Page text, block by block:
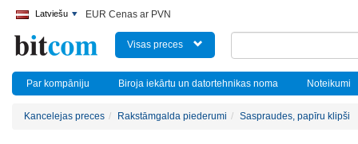
Latviešu EUR Cenas ar PVN
Visas preces
Par kompāniju Biroja iekārtu un datortehnikas noma Noteikumi
Kancelejas preces Rakstāmgalda piederumi Saspraudes, papīru klipši